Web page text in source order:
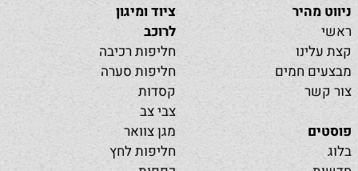
ניווט מהיר
ראשי
קצת עלינו
מבצעים חמים
צור קשר
פוסטים
בלוג
ציוד ומיגון
לרוכב
חליפות רכיבה
חליפות סערה
קסדות
צבי צב
מגן צוואר
חליפות לחץ